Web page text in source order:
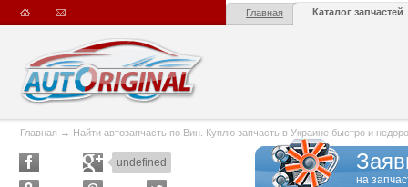
Главная Каталог запчастей
Главная → Найти автозапчасть по Вин. Куплю запчасть в Украине быстро и
undefined
на